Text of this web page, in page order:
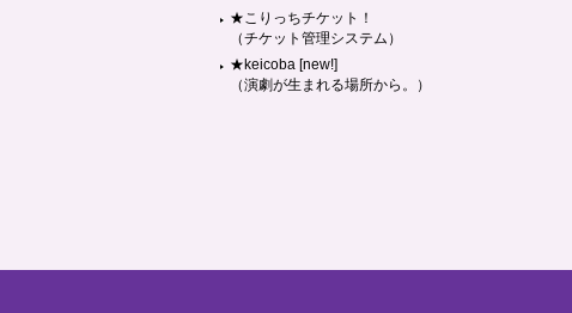
★こりっちチケット！
（チケット管理システム）
★keicoba [new!]
（演劇が生まれる場所から。）